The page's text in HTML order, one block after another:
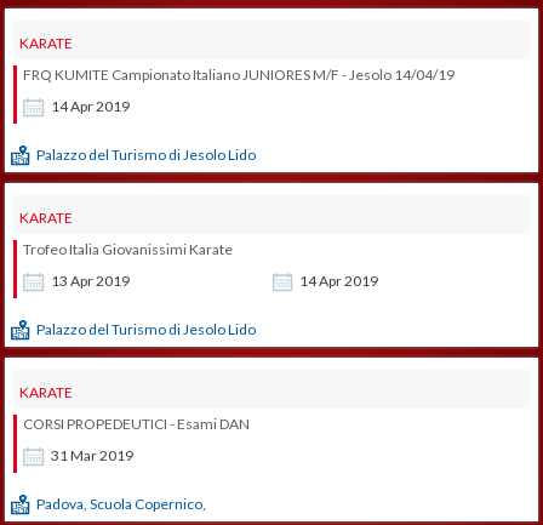
KARATE
14Apr2019
FRQ KUMITE Campionato Italiano JUNIORES M/F - Jesolo 14/04/19
Palazzo del Turismo di Jesolo Lido
KARATE
13 Apr2019 14Apr2019
Trofeo Italia Giovanissimi Karate
Palazzo del Turismo di Jesolo Lido
KARATE
31Mar2019
CORSI PROPEDEUTICI - Esami DAN
Padova, Scuola Copernico,